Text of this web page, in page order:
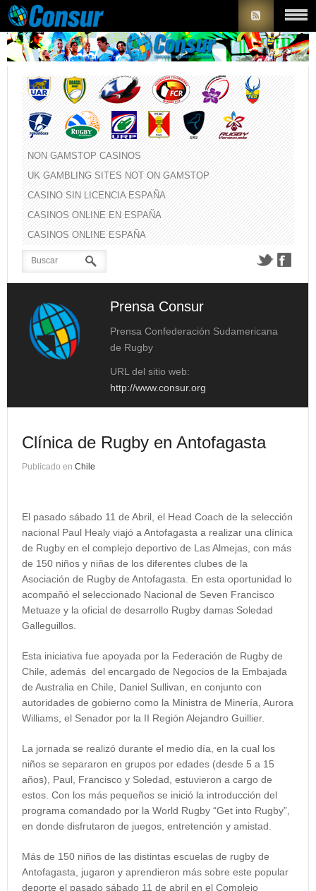
NON GAMSTOP CASINOS
UK GAMBLING SITES NOT ON GAMSTOP
CASINO SIN LICENCIA ESPAÑA
CASINOS ONLINE EN ESPAÑA
CASINOS ONLINE ESPAÑA
Prensa Consur
Prensa Confederación Sudamericana
de Rugby
URL del sitio web:
http://www.consur.org
Clínica de Rugby en Antofagasta
Publicado en Chile
El pasado sábado 11 de Abril, el Head Coach de la selección
nacional Paul Healy viajó a Antofagasta a realizar una clínica
de Rugby en el complejo deportivo de Las Almejas, con más
de 150 niños y niñas de los diferentes clubes de la
Asociación de Rugby de Antofagasta. En esta oportunidad lo
acompañó el seleccionado Nacional de Seven Francisco
Metuaze y la oficial de desarrollo Rugby damas Soledad
Galleguillos.
Esta iniciativa fue apoyada por la Federación de Rugby de
Chile, además del encargado de Negocios de la Embajada
de Australia en Chile, Daniel Sullivan, en conjunto con
autoridades de gobierno como la Ministra de Minería, Aurora
Williams, el Senador por la II Región Alejandro Guillier.
La jornada se realizó durante el medio día, en la cual los
niños se separaron en grupos por edades (desde 5 a 15
años), Paul, Francisco y Soledad, estuvieron a cargo de
estos. Con los más pequeños se inició la introducción del
programa comandado por la World Rugby “Get into Rugby”,
en donde disfrutaron de juegos, entretención y amistad.
Más de 150 niños de las distintas escuelas de rugby de
Antofagasta, jugaron y aprendieron más sobre este popular
deporte el pasado sábado 11 de abril en el Complejo